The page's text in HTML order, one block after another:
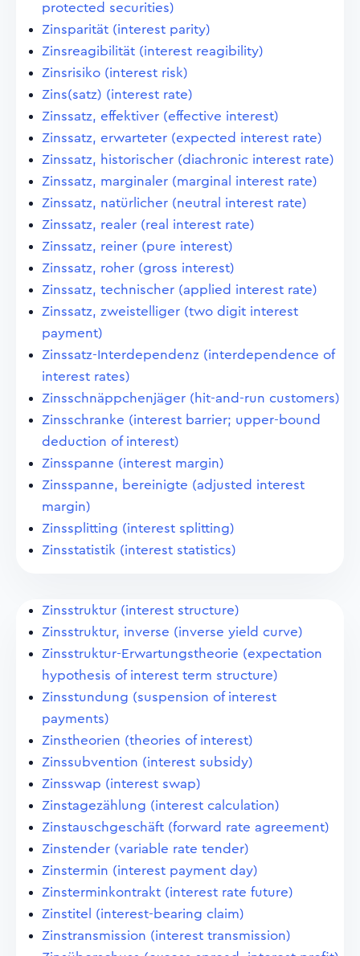
protected securities)
Zinsparität (interest parity)
Zinsreagibilität (interest reagibility)
Zinsrisiko (interest risk)
Zins(satz) (interest rate)
Zinssatz, effektiver (effective interest)
Zinssatz, erwarteter (expected interest rate)
Zinssatz, historischer (diachronic interest rate)
Zinssatz, marginaler (marginal interest rate)
Zinssatz, natürlicher (neutral interest rate)
Zinssatz, realer (real interest rate)
Zinssatz, reiner (pure interest)
Zinssatz, roher (gross interest)
Zinssatz, technischer (applied interest rate)
Zinssatz, zweistelliger (two digit interest
payment)
Zinssatz-Interdependenz (interdependence of
interest rates)
Zinsschnäppchenjäger (hit-and-run customers)
Zinsschranke (interest barrier; upper-bound
deduction of interest)
Zinsspanne (interest margin)
Zinsspanne, bereinigte (adjusted interest
margin)
Zinssplitting (interest splitting)
Zinsstatistik (interest statistics)
Zinsstruktur (interest structure)
Zinsstruktur, inverse (inverse yield curve)
Zinsstruktur-Erwartungstheorie (expectation
hypothesis of interest term structure)
Zinsstundung (suspension of interest
payments)
Zinstheorien (theories of interest)
Zinssubvention (interest subsidy)
Zinsswap (interest swap)
Zinstagezählung (interest calculation)
Zinstauschgeschäft (forward rate agreement)
Zinstender (variable rate tender)
Zinstermin (interest payment day)
Zinsterminkontrakt (interest rate future)
Zinstitel (interest-bearing claim)
Zinstransmission (interest transmission)